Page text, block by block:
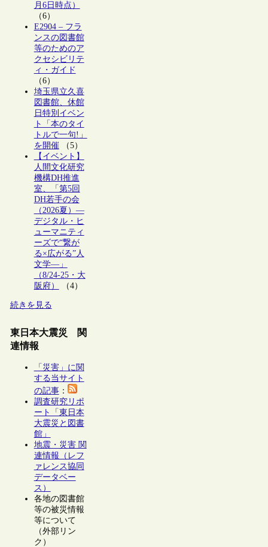
月6日時点）
（6）
E2904 – フラ
ンスの図書館
等のためのア
クセシビリテ
ィ・ガイド
（6）
埼玉県立久喜
図書館、休館
日特別イベン
ト「本のタイ
トルで一句!」
を開催（5）
【イベント】
人間文化研究
機構DH推進
室、「第5回
DH若手の会
（2026夏）―
デジタル・ヒ
ューマニティ
ーズで“繋が
る×広がる”人
文学―」
（8/24-25・大
阪府）
（4）
続きを見る
東日本大震災 関
連情報
「災害」に関
する当サイト
の記事：
調査研究リポ
ート「東日本
大震災と図書
館」
地震・災害 関
連情報（レフ
ァレンス協同
データベー
ス）
各地の図書館
等の被災情報
等について
（外部リン
ク）